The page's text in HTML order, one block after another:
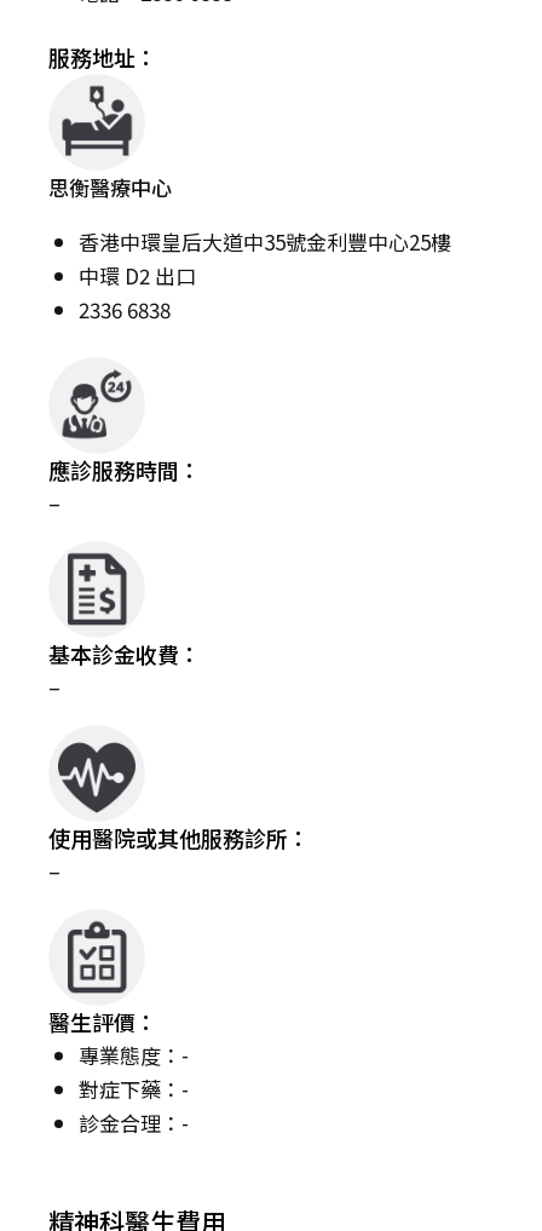
服務地址：
思衡醫療中心
香港中環皇后大道中35號金利豐中心25樓
中環 D2 出口
2336 6838
應診服務時間：
–
基本診金收費：
–
使用醫院或其他服務診所：
–
醫生評價：
專業態度：-
對症下藥：-
診金合理：-
精神科醫生費用